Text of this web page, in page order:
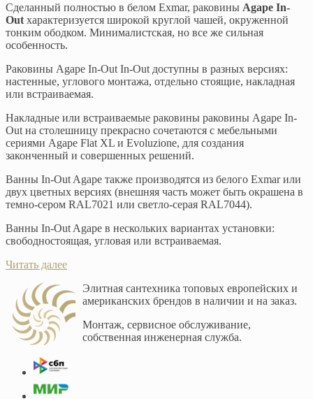
Сделанный полностью в белом Exmar, раковины Agape In-
Out характеризуется широкой круглой чашей, окруженной
тонким ободком. Минималистская, но все же сильная
особенность.
Раковины Agape In-Out In-Out доступны в разных версиях:
настенные, углового монтажа, отдельно стоящие, накладная
или встраиваемая.
Накладные или встраиваемые раковины раковины Agape In-
Out на столешницу прекрасно сочетаются с мебельными
сериями Agape Flat XL и Evoluzione, для создания
законченный и совершенных решений.
Ванны In-Out Agape также производятся из белого Exmar или
двух цветных версиях (внешняя часть может быть окрашена в
темно-сером RAL7021 или светло-серая RAL7044).
Ванны In-Out Agape в нескольких вариантах установки:
свободностоящая, угловая или встраиваемая.
Читать далее
Элитная сантехника топовых европейских и
американских брендов в наличии и на заказ.
Монтаж, сервисное обслуживание,
собственная инженерная служба.